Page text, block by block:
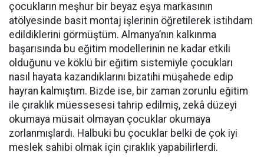
çocukların meşhur bir beyaz eşya markasının
atölyesinde basit montaj işlerinin öğretilerek istihdam
edildiklerini görmüştüm. Almanya’nın kalkınma
başarısında bu eğitim modellerinin ne kadar etkili
olduğunu ve köklü bir eğitim sistemiyle çocukları
nasıl hayata kazandıklarını bizatihi müşahede edip
hayran kalmıştım. Bizde ise, bir zaman zorunlu eğitim
ile çıraklık müessesesi tahrip edilmiş, zekâ düzeyi
okumaya müsait olmayan çocuklar okumaya
zorlanmışlardı. Halbuki bu çocuklar belki de çok iyi
meslek sahibi olmak için çıraklık yapabilirlerdi.